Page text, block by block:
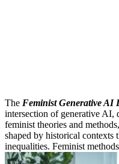
The Feminist Generative AI
intersection of generative AI,
feminist theories and
shaped by historical contexts
inequalities. Feminist